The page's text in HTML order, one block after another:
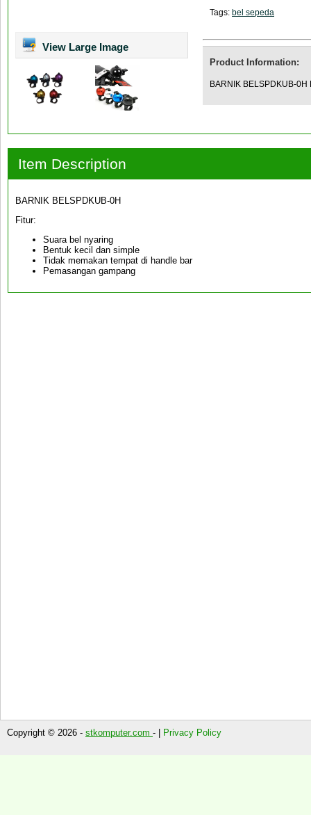
View Large Image
Tags: bel sepeda
Product Information:
BARNIK BELSPDKUB-0H
Item Description
BARNIK BELSPDKUB-0H
Fitur:
Suara bel nyaring
Bentuk kecil dan simple
Tidak memakan tempat di handle bar
Pemasangan gampang
Copyright © 2026 - stkomputer.com - | Privacy Policy